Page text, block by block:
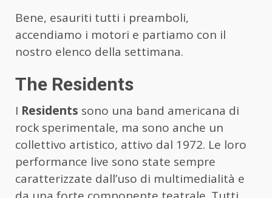
Bene, esauriti tutti i preamboli,
accendiamo i motori e partiamo con il
nostro elenco della settimana.
The Residents
I Residents sono una band americana di
rock sperimentale, ma sono anche un
collettivo artistico, attivo dal 1972. Le loro
performance live sono state sempre
caratterizzate dall’uso di multimedialità e